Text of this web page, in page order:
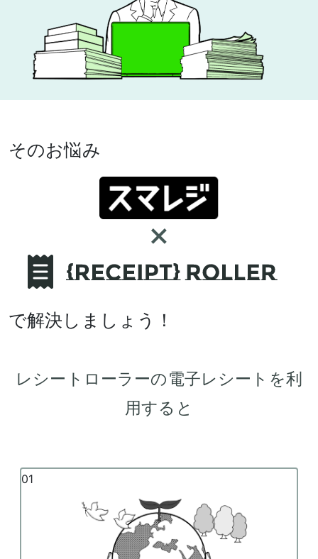
そのお悩み
で解決しましょう！
レシートローラーの電子レシートを利
用すると
01